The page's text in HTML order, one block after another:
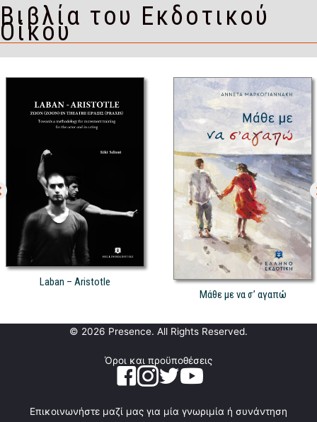
Βιβλία του Εκδοτικού
Οίκου
Laban – Aristotle
Μάθε με να σ’ αγαπώ
© 2026 Presence. All Rights Reserved.
Όροι και προϋποθέσεις
Επικοινωνήστε μαζί μας για μία γνωριμία ή συνάντηση